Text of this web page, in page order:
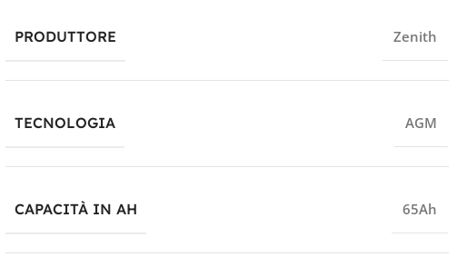
PRODUTTORE Zenith
TECNOLOGIA AGM
CAPACITÀ IN AH 65Ah